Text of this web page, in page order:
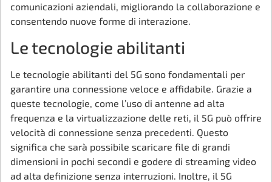
comunicazioni aziendali, migliorando la collaborazione e
consentendo nuove forme di interazione.
Le tecnologie abilitanti
Le tecnologie abilitanti del 5G sono fondamentali per
garantire una connessione veloce e affidabile. Grazie a
queste tecnologie, come l’uso di antenne ad alta
frequenza e la virtualizzazione delle reti, il 5G può offrire
velocità di connessione senza precedenti. Questo
significa che sarà possibile scaricare file di grandi
dimensioni in pochi secondi e godere di streaming video
ad alta definizione senza interruzioni. Inoltre, il 5G